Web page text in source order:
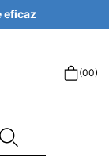
eficaz
(00)